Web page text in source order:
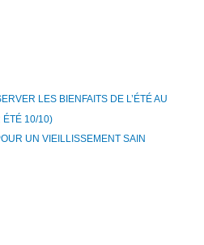
LES BIENFAITS DE L’ÉTÉ AU
ÉTÉ 10/10)
UN VIEILLISSEMENT SAIN